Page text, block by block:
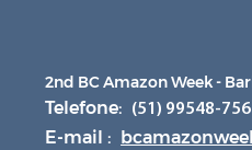
2nd BC Amazon Week -
Telefone: (51) 99548-
E-mail :